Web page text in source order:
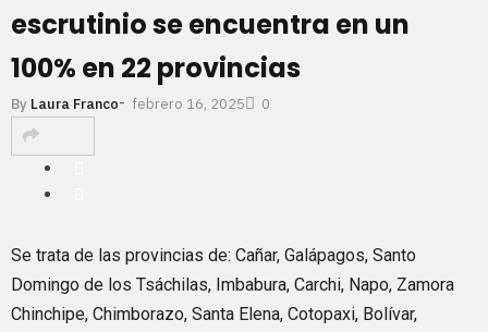
escrutinio se encuentra en un
100% en 22 provincias
By Laura Franco- febrero 16, 2025 0
Se trata de las provincias de: Cañar, Galápagos, Santo
Domingo de los Tsáchilas, Imbabura, Carchi, Napo, Zamora
Chinchipe, Chimborazo, Santa Elena, Cotopaxi, Bolívar,